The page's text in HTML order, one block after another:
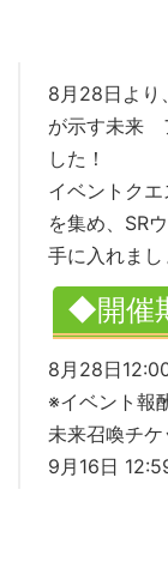
8月28日より
が示す未来
した！
イベントクエ
を集め、SR
手に入れまし
◆開催
8月28日
※イベント報
未来召喚チ
9月16日